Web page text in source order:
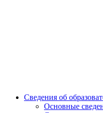
Сведения об
Основные